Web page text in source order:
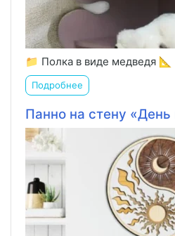
📁 Полка в виде медведя
Подробнее
Панно на стену «День